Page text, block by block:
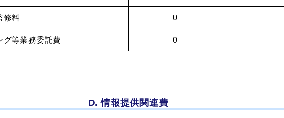
修料 0
グ等業務委託費 0
D. 情報提供関連費